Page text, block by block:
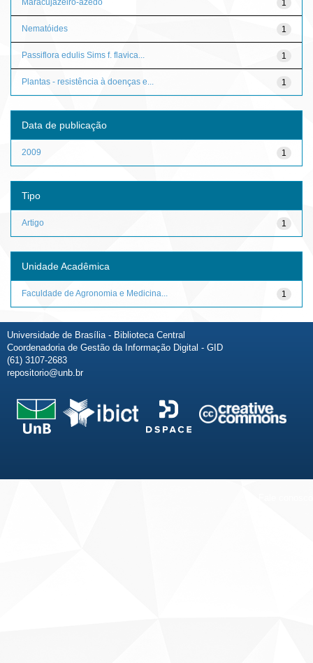
1
1
Nematóides
1
Passiflora edulis Sims f. flavica...
1
Plantas - resistência à doenças e...
Data de publicação
1
2009
Tipo
1
Artigo
Unidade Acadêmica
1
Faculdade de Agronomia e Medicina...
Universidade de Brasília - Biblioteca Central
Coordenadoria de Gestão da Informação Digital - GID
(61) 3107-2683
repositorio@unb.br